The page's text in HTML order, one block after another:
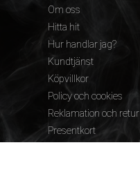
Om oss
Hitta hit
Hur handlar jag?
Kundtjänst
Köpvillkor
Policy och cookies
Reklamation och retur
Presentkort